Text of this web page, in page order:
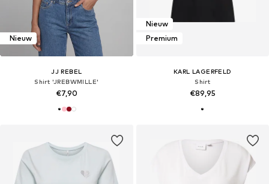
Nieuw
JJ REBEL
Shirt 'JREBWMILLE'
€7,90
Nieuw
Premium
KARL LAGERFELD
Shirt
€89,95